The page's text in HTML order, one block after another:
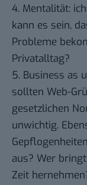
4. Mentalität:
kann es sein,
Probleme
Privatalltag?
5. Business as
sollten Web-
gesetzlichen
unwichtig.
aus? Wer
Zeit